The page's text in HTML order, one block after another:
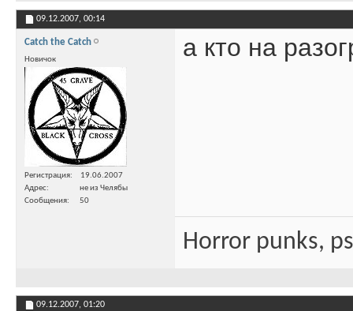
09.12.2007, 00:14
Catch the Catch
Новичок
Регистрация
19.06.2007
Адрес
не из Челябы
Сообщения
50
а кто на
Horror punks,
09.12.2007, 01:20